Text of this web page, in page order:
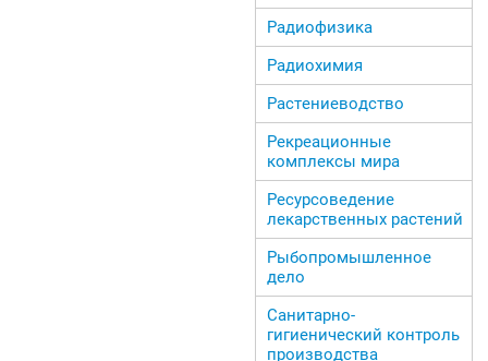
Радиофизика
Радиохимия
Растениеводство
Рекреационные
комплексы мира
Ресурсоведение
лекарственных растений
Рыбопромышленное
дело
Санитарно-
гигиенический контроль
производства